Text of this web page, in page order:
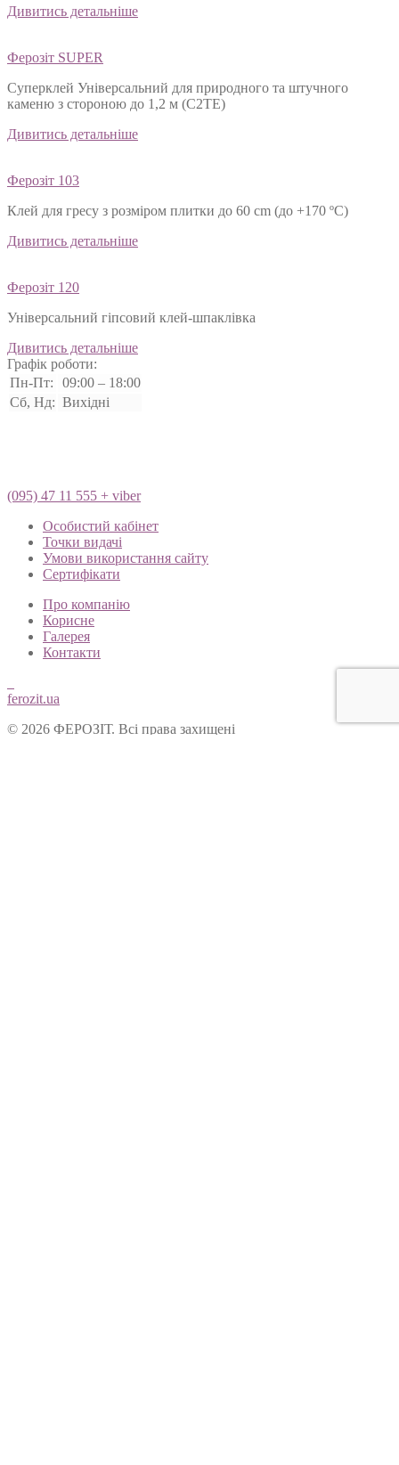
Дивитись детальніше
Ферозіт SUPER
Суперклей Універсальний для природного та штучного
каменю з стороною до 1,2 м (C2TЕ)
Дивитись детальніше
Ферозіт 103
Клей для гресу з розміром плитки до 60 cm (до +170 ºС)
Дивитись детальніше
Ферозіт 120
Універсальний гіпсовий клей-шпаклівка
Дивитись детальніше
Графік роботи:
Пн-Пт:
09:00 – 18:00
Сб, Нд: Вихідні
(095) 47 11 555 + viber
Особистий кабінет
Точки видачі
Умови використання сайту
Сертифікати
Про компанію
Корисне
Галерея
Контакти
ferozit.ua
© 2026 ФЕРОЗІТ. Всі права захищені